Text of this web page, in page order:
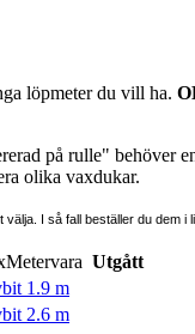
löpmeter du vill ha.
på rulle" behöver
olika vaxdukar.
välja. I så fall beställer du dem i
Utgått
1.9 m
2.6 m